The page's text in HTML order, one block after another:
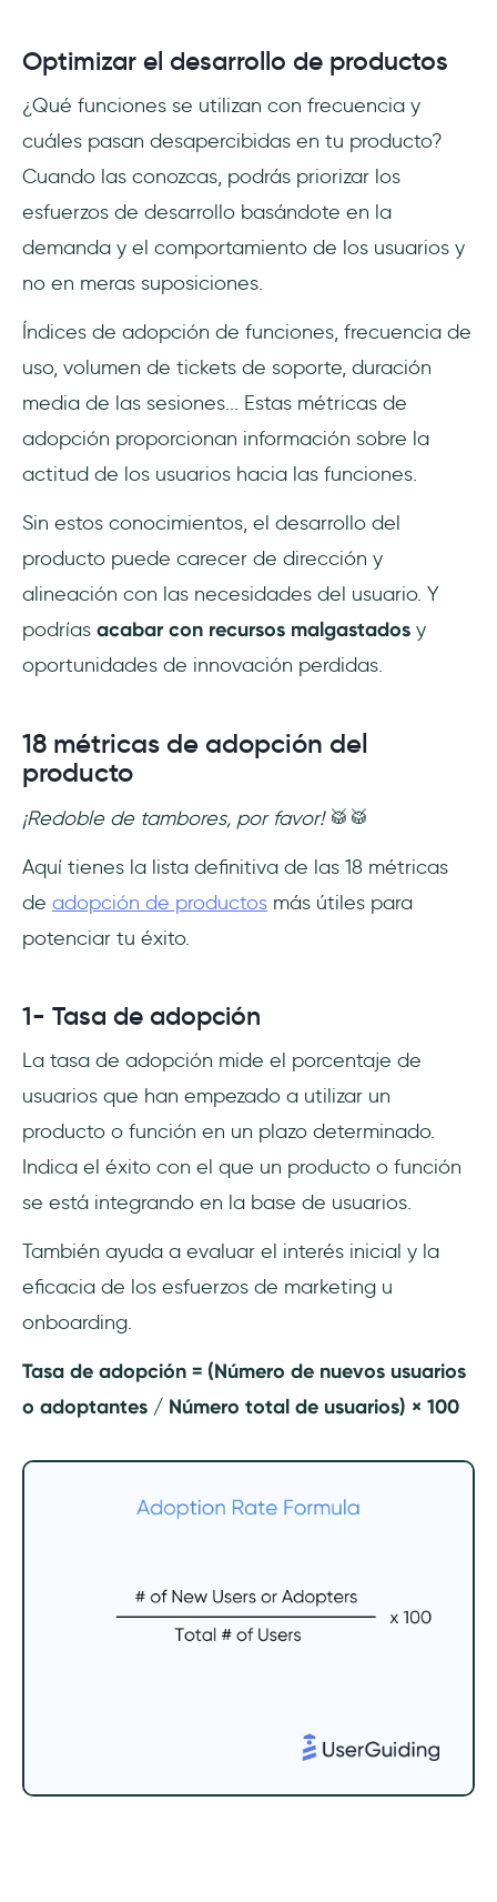
Optimizar el desarrollo de productos
¿Qué funciones se utilizan con frecuencia y
cuáles pasan desapercibidas en tu producto?
Cuando las conozcas, podrás priorizar los
esfuerzos de desarrollo basándote en la
demanda y el comportamiento de los usuarios y
no en meras suposiciones.
Índices de adopción de funciones, frecuencia de
uso, volumen de tickets de soporte, duración
media de las sesiones... Estas métricas de
adopción proporcionan información sobre la
actitud de los usuarios hacia las funciones.
Sin estos conocimientos, el desarrollo del
producto puede carecer de dirección y
alineación con las necesidades del usuario. Y
podrías acabar con recursos malgastados y
oportunidades de innovación perdidas.
18 métricas de adopción del
producto
¡Redoble de tambores, por favor! 🥁🥁
Aquí tienes la lista definitiva de las 18 métricas
de adopción de productos más útiles para
potenciar tu éxito.
1- Tasa de adopción
La tasa de adopción mide el porcentaje de
usuarios que han empezado a utilizar un
producto o función en un plazo determinado.
Indica el éxito con el que un producto o función
se está integrando en la base de usuarios.
También ayuda a evaluar el interés inicial y la
eficacia de los esfuerzos de marketing u
onboarding.
Tasa de adopción = (Número de nuevos usuarios
o adoptantes / Número total de usuarios) × 100